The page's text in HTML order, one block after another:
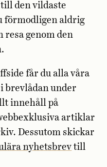
till den vildaste
förmodligen aldrig
resa genom den
får du alla våra
brevlådan under
innehåll på
artiklar
Dessutom skickar
nyhetsbrev till